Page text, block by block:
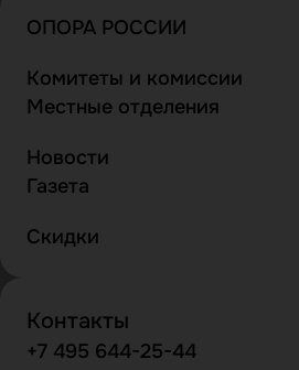
ОПОРА РОССИИ
Комитеты и комиссии
Местные отделения
Новости
Газета
Скидки
Контакты
+7 495 644-25-44